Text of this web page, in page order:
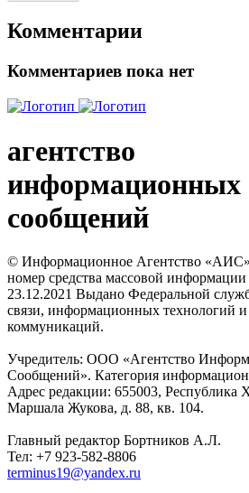
Комментарии
Комментариев пока нет
агентство
информационных
сообщений
© Информационное Агентство
номер средства массовой
23.12.2021 Выдано Федеральной
связи, информационных технологий
коммуникаций.
Учредитель: ООО «Агентство
Сообщений». Категория
Адрес редакции: 655003, Республика
Маршала Жукова, д. 88, кв. 104.
Главный редактор Бортников А.Л.
Тел: +7 923-582-8806
terminus19@yandex.ru